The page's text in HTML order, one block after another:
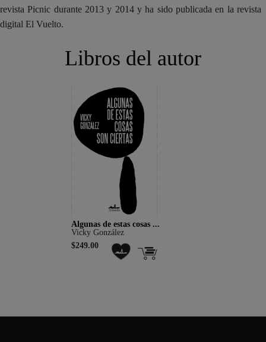
revista Picnic durante 2013 y 2014 y ha sido publicada en la revista
digital El Vuelto.
Libros del autor
Algunas de estas cosas ...
Vicky González
$249.00